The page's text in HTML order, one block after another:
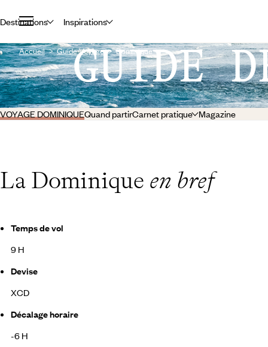
Destinations Inspirations
Accueil Guide Voyage Dominique
GUIDE
VOYAGE DOMINIQUEQuand partirCarnet pratique Magazine
La Dominique en bref
Temps de vol
9 H
Devise
XCD
Décalage horaire
-6 H